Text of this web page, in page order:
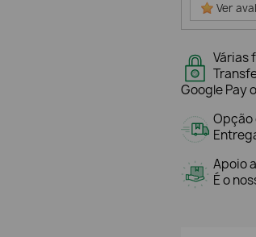
Ver
Várias
Google Pay
Opção
Apoio
É o